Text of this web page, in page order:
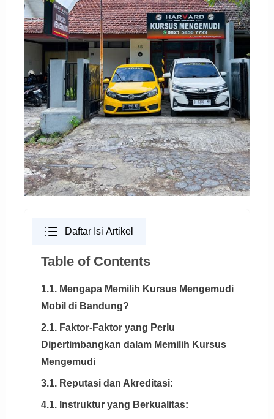
Daftar Isi Artikel
Table of Contents
1.1. Mengapa Memilih Kursus Mengemudi
Mobil di Bandung?
2.1. Faktor-Faktor yang Perlu
Dipertimbangkan dalam Memilih Kursus
Mengemudi
3.1. Reputasi dan Akreditasi:
4.1. Instruktur yang Berkualitas: